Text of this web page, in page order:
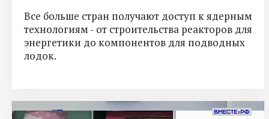
Все больше стран получают доступ к ядерным
технологиям - от строительства реакторов для
энергетики до компонентов для подводных
лодок.